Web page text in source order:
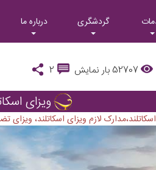
گردشگری درباره ما
52707بار نمایش 2
ویزای
لازم ویزای اسکاتلند، ویزای